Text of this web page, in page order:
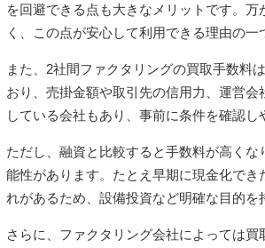
を回避できる点も大きなメリットです。
く、この点が安心して利用できる理由の一
また、2社間ファクタリングの買取手数料
おり、売掛金額や取引先の信用力、運営
している会社もあり、事前に条件を確認し
ただし、融資と比較すると手数料が高く
能性があります。たとえ早期に現金化で
れがあるため、設備投資など明確な目的
さらに、ファクタリング会社によっては